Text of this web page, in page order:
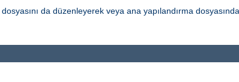
dosyasını da düzenleyerek veya ana yapılandırma